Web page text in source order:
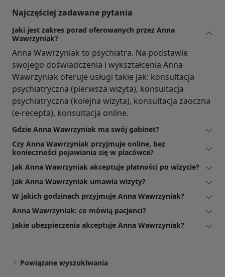
Najczęściej zadawane pytania
Jaki jest zakres porad oferowanych przez Anna
Wawrzyniak?
Anna Wawrzyniak to psychiatra. Na podstawie
swojego doświadczenia i wykształcenia Anna
Wawrzyniak oferuje usługi takie jak: konsultacja
psychiatryczna (pierwsza wizyta), konsultacja
psychiatryczna (kolejna wizyta), konsultacja zaoczna
(e-recepta), konsultacja online.
Gdzie Anna Wawrzyniak ma swój gabinet?
Czy Anna Wawrzyniak przyjmuje online, bez
konieczności pojawiania się w placówce?
Jak Anna Wawrzyniak akceptuje płatności po wizycie?
Jak Anna Wawrzyniak umawia wizyty?
W jakich godzinach przyjmuje Anna Wawrzyniak?
Anna Wawrzyniak: co mówią pacjenci?
Jakie ubezpieczenia akceptuje Anna Wawrzyniak?
Powiązane wyszukiwania